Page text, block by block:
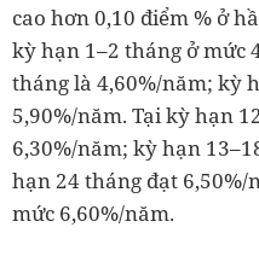
cao hơn 0,10 điểm % ở
kỳ hạn 1–2 tháng ở mức
tháng là 4,60%/năm; kỳ
5,90%/năm. Tại kỳ hạn
6,30%/năm; kỳ hạn
hạn 24 tháng đạt
mức 6,60%/năm.